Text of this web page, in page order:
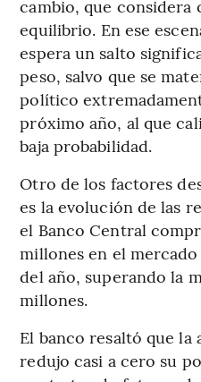
cambio, que considera
equilibrio. En ese
espera un salto
peso, salvo que se
político
próximo año, al que
baja probabilidad.
Otro de los factores
es la evolución de las
el Banco Central
millones en el
del año, superando la
millones.
El banco resaltó que
redujo casi a cero su